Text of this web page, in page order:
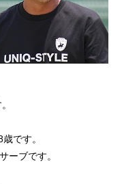
です。
ーブです。